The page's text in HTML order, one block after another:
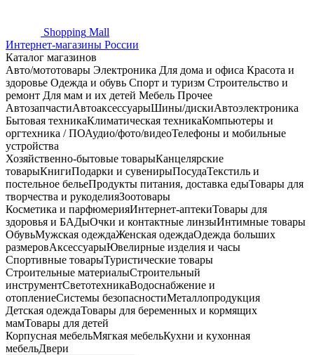
Shopping Mall
Интернет-магазины России
Каталог магазинов
Авто/мототовары Электроника Для дома и офиса Красота и
здоровье Одежда и обувь Спорт и туризм Строительство и
ремонт Для мам и их детей Мебель Прочее
АвтозапчастиАвтоаксессуарыШины/дискиАвтоэлектроника
Бытовая техникаКлиматическая техникаКомпьютеры и
оргтехника / ПОАудио/фото/видеоТелефоны и мобильные
устройства
Хозяйственно-бытовые товарыКанцелярские
товарыКнигиПодарки и сувенирыПосудаТекстиль и
постельное бельеПродукты питания, доставка едыТовары для
творчества и рукоделияЗоотовары
Косметика и парфюмерияИнтернет-аптекиТовары для
здоровья и БАДыОчки и контактные линзыИнтимные товары
ОбувьМужская одеждаЖенская одеждаОдежда больших
размеровАксессуарыЮвелирные изделия и часы
Спортивные товарыТуристические товары
Строительные материалыСтроительный
инструментСветотехникаВодоснабжение и
отоплениеСистемы безопасностиМеталлопродукция
Детская одеждаТовары для беременных и кормящих
мамТовары для детей
Корпусная мебельМягкая мебельКухни и кухонная
мебельДвери